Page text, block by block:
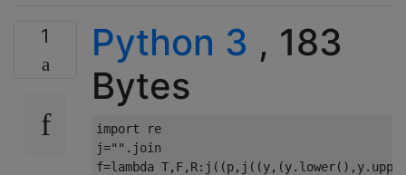
1 Python 3 , 183
Bytes
import re
j="" . join
f=lambda T, F, R: j ((p, j ((y,(y. lower(), y.